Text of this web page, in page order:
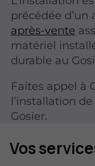
précédée
après-vente
matériel
durable au
Faites appel à
l’installation
Gosier.
Vos